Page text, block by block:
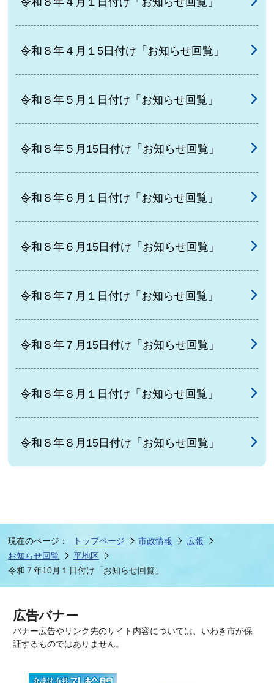
令和８年４月１5日付け「お知らせ回覧」
令和８年５月１日付け「お知らせ回覧」
令和８年５月15日付け「お知らせ回覧」
令和８年６月１日付け「お知らせ回覧」
令和８年６月15日付け「お知らせ回覧」
令和８年７月１日付け「お知らせ回覧」
令和８年７月15日付け「お知らせ回覧」
令和８年８月１日付け「お知らせ回覧」
令和８年８月15日付け「お知らせ回覧」
現在のページ： トップページ 市政情報
広報
お知らせ回覧
平地区
令和７年10月１日付け「お知らせ回覧」
広告バナー
バナー広告やリンク先のサイト内容については、いわき市が保
証するものではありません。